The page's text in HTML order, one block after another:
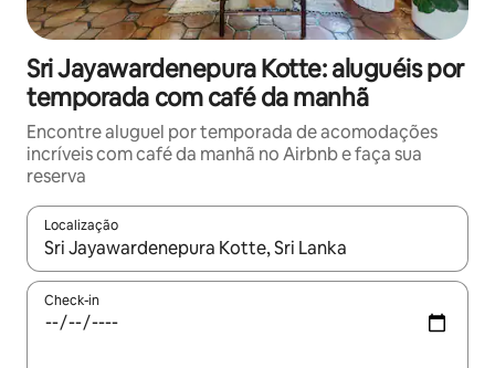
Sri Jayawardenepura Kotte: aluguéis por
temporada com café da manhã
Encontre aluguel por temporada de acomodações
incríveis com café da manhã no Airbnb e faça sua
reserva
Localização
Quando os resultados estiverem disponíveis, explore-os
Check-in